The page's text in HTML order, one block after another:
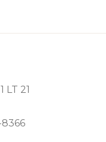
LT 21
8366